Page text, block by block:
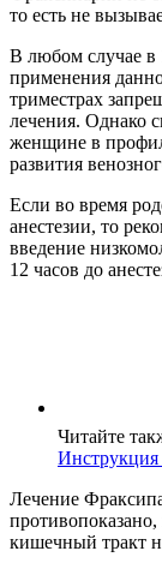
то есть не
В любом случае в
применения
триместрах
лечения. Однако
женщине в
развития
Если во время
анестезии, то
введение
12 часов до
Читайте
Лечение
кишечный тракт